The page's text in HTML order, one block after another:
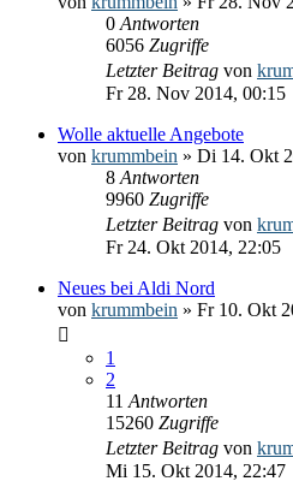
0 Antworten
6056 Zugriffe
Letzter Beitrag von
Fr 28. Nov 2014, 00:15
Wolle aktuelle Angebote
von krummbein » Di 14. Okt
8 Antworten
9960 Zugriffe
Letzter Beitrag von
Fr 24. Okt 2014, 22:05
Neues bei Aldi Nord
von krummbein » Fr 10. Okt
1
2
11 Antworten
15260 Zugriffe
Letzter Beitrag von
Mi 15. Okt 2014, 22:47